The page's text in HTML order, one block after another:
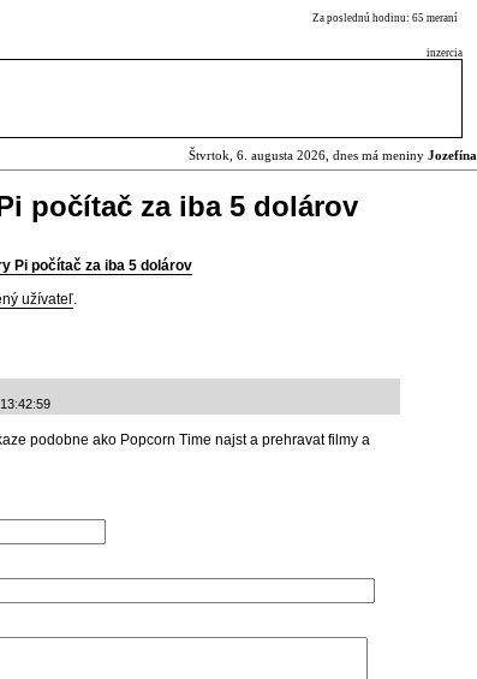
Za poslednú hodinu: 65 meraní
inzercia
Štvrtok, 6. augusta 2026, dnes má meniny Jozefína
počítač za iba 5 dolárov
Pi počítač za iba 5 dolárov
užívateľ.
podobne ako Popcorn Time najst a prehravat filmy a